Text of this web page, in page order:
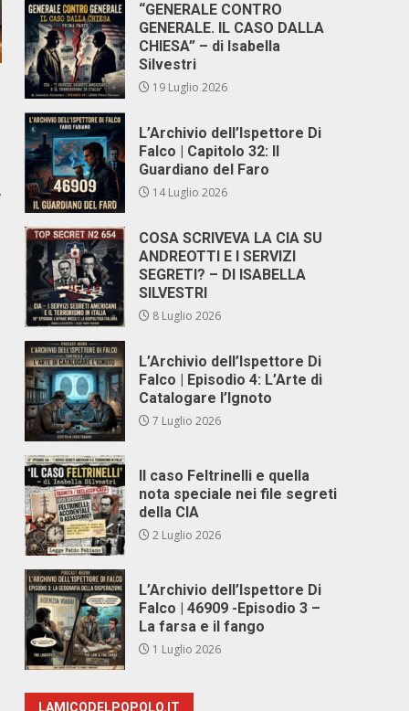
“GENERALE CONTRO
GENERALE. IL CASO DALLA
CHIESA” – di Isabella
Silvestri
19 Luglio 2026
L’Archivio dell’Ispettore Di
Falco | Capitolo 32: Il
Guardiano del Faro
14 Luglio 2026
COSA SCRIVEVA LA CIA SU
ANDREOTTI E I SERVIZI
SEGRETI? – DI ISABELLA
SILVESTRI
8 Luglio 2026
L’Archivio dell’Ispettore Di
Falco | Episodio 4: L’Arte di
Catalogare l’Ignoto
7 Luglio 2026
Il caso Feltrinelli e quella
nota speciale nei file segreti
della CIA
2 Luglio 2026
L’Archivio dell’Ispettore Di
Falco | 46909 -Episodio 3 –
La farsa e il fango
1 Luglio 2026
LAMICODELPOPOLO.IT